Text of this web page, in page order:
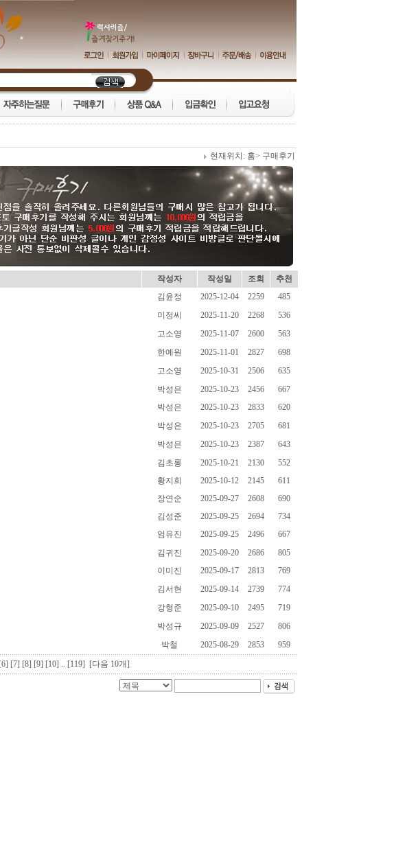
현재위치: 홈> 구매후기
작성자 작성일 조회
추천
김윤정 2025-12-04 2259
485
미정씨 2025-11-20 2268
536
고소영 2025-11-07 2600
563
한예원 2025-11-01 2827
698
고소영 2025-10-31 2506
635
박성은 2025-10-23 2456
667
박성은 2025-10-23 2833
620
박성은 2025-10-23 2705
681
박성은 2025-10-23 2387
643
김초롱 2025-10-21 2130
552
황지희 2025-10-12 2145
611
장연순 2025-09-27 2608
690
김성준 2025-09-25 2694
734
엄유진 2025-09-25 2496
667
김귀진 2025-09-20 2686
805
이미진 2025-09-17 2813
769
김서현 2025-09-14 2739
774
강형준 2025-09-10 2495
719
박성규 2025-09-09 2527
806
박철 2025-08-29 2853
959
[6] [7] [8] [9] [10] .. [119] [다음 10개]